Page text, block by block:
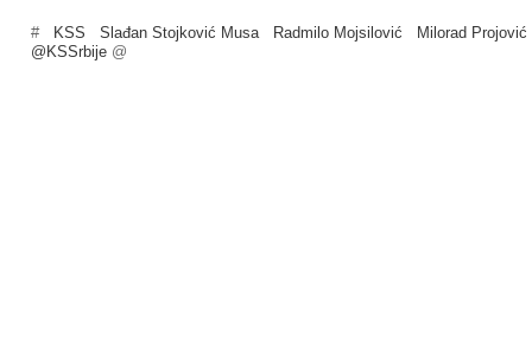
# KSS Slađan Stojković Musa Radmilo Mojsilović
Milorad Projović
@KSSrbije @